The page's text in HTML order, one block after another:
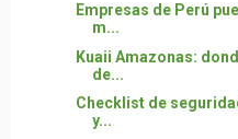
Empresas de Perú
m...
Kuaii Amazonas:
de...
Checklist de
y...